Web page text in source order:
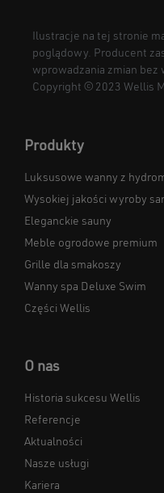
Ilustracje na tej stronie
poglądowy. Producent
wprowadzania zmian bez
Copyright © 2023 Wellis
Produkty
Luksusowe wanny z
Wysokiej jakości wyroby
Eleganckie sauny
Meble ogrodowe premium
Grille dla smakoszy
Wanny spa Deluxe Swim
Części Wellis
O nas
Historia sukcesu Wellis
Referencje
Aktualności
Nasze usługi
Kariera